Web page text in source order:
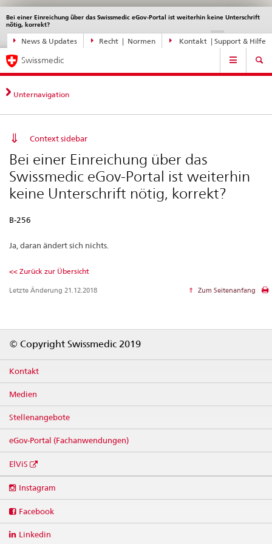
Direktnavigation
News,
Rechtsgrundlagen,
Kontakt
News & Updates Recht | Normen Kontakt | Support & Hilfe
Bei einer Einreichung über das Swissmedic eGov-Portal ist weiterhin keine Unterschrift
nötig, korrekt?
Sprachwahl
DE disabled
IT EN
Service
navigation
Hauptnavigation
Swissmedic
Unternavigation
Context sidebar
Bei einer Einreichung über das
Swissmedic eGov-Portal ist weiterhin
keine Unterschrift nötig, korrekt?
B-256
Ja, daran ändert sich nichts.
<< Zurück zur Übersicht
Letzte Änderung 21.12.2018 Zum Seitenanfang
© Copyright Swissmedic 2019
Kontakt
Medien
Stellenangebote
eGov-Portal (Fachanwendungen)
ElViS
media
Instagram
Facebook
Linkedin